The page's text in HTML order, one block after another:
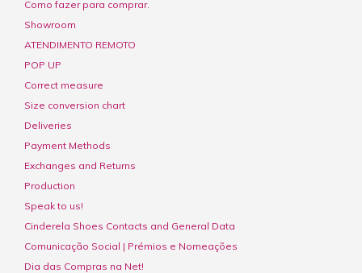
Como fazer para comprar.
Showroom
ATENDIMENTO REMOTO
POP UP
Correct measure
Size conversion chart
Deliveries
Payment Methods
Exchanges and Returns
Production
Speak to us!
Cinderela Shoes Contacts and General Data
Comunicação Social | Prémios e Nomeações
Dia das Compras na Net!